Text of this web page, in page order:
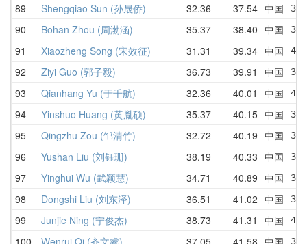
89 Shengqiao Sun (孙晟侨) 32.36 37.54 中国
90 Bohan Zhou (周渤涵) 35.37 38.40 中国
91 Xiaozheng Song (宋效征) 31.31 39.34 中国
92 Ziyi Guo (郭子毅) 36.73 39.91 中国
93 Qianhang Yu (于千航) 32.36 40.01 中国
94 Yinshuo Huang (黄胤硕) 35.37 40.15 中国
95 Qingzhu Zou (邹清竹) 32.72 40.19 中国
96 Yushan Liu (刘钰珊) 38.19 40.33 中国
97 Yinghui Wu (武颖慧) 34.71 40.89 中国
98 Dongshi Liu (刘东泽) 36.51 41.02 中国
99 Junjie Ning (宁俊杰) 38.73 41.31 中国
100 Wenrui Qi (齐文睿) 37.05 41.58 中国